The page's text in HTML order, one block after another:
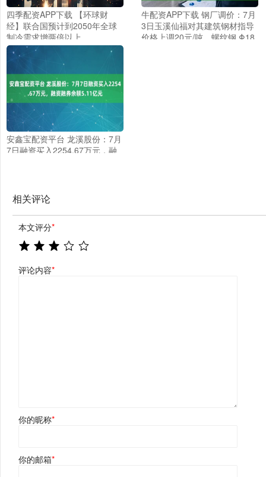
四季配资APP下载 【环球财
经】联合国预计到2050年全球
制冷需求增两倍以上
牛配资APP下载 钢厂调价：7月
3日玉溪仙福对其建筑钢材指导
价格上调20元/吨，螺纹钢 Φ18
安鑫宝配资平台 龙溪股份：7月
7日融资买入2254.67万元，融
相关评论
本文评分*
评论内容*
你的昵称*
你的邮箱*